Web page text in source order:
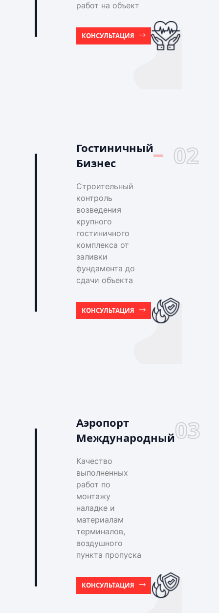
работ на объект
КОНСУЛЬТАЦИЯ
Гостиничный
Бизнес
02
Строительный
контроль
возведения
крупного
гостиничного
комплекса от
заливки
фундамента до
сдачи объекта
КОНСУЛЬТАЦИЯ
Аэропорт
Международный03
Качество
выполненных
работ по
монтажу
наладке и
материалам
терминалов,
воздушного
пункта пропуска
КОНСУЛЬТАЦИЯ